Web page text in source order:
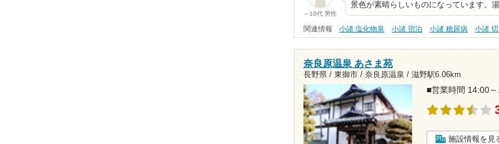
～10代 男性
景色が素晴らしいものになっています。
関連情報 小諸 塩化物泉 小諸 宿泊 小諸 糖尿病 小諸
奈良原温泉 あさま苑
長野県 / 東御市 / 奈良原温泉 / 滋野駅6.06km
■営業時間 14:00
施設情報を見